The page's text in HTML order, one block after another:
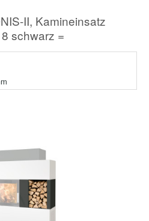
II, Kamineinsatz
schwarz =